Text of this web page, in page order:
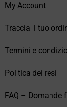
My Account
Traccia il tuo
Termini e
Politica dei resi
FAQ – Domande